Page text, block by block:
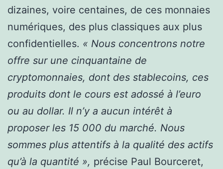
dizaines, voire centaines, de ces monnaies
numériques, des plus classiques aux plus
confidentielles. « Nous concentrons notre
offre sur une cinquantaine de
cryptomonnaies, dont des stablecoins, ces
produits dont le cours est adossé à l’euro
ou au dollar. Il n’y a aucun intérêt à
proposer les 15 000 du marché. Nous
sommes plus attentifs à la qualité des actifs
qu’à la quantité », précise Paul Bourceret,